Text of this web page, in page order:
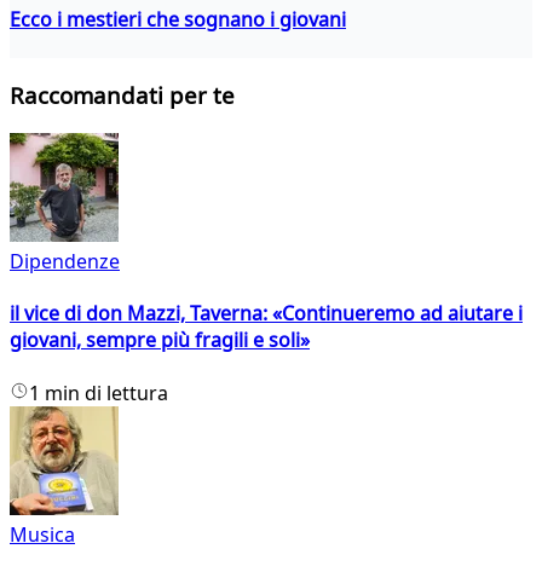
Ecco i mestieri che sognano i giovani
Raccomandati per te
Dipendenze
il vice di don Mazzi, Taverna: «Continueremo ad aiutare i
giovani, sempre più fragili e soli»
1 min di lettura
Musica